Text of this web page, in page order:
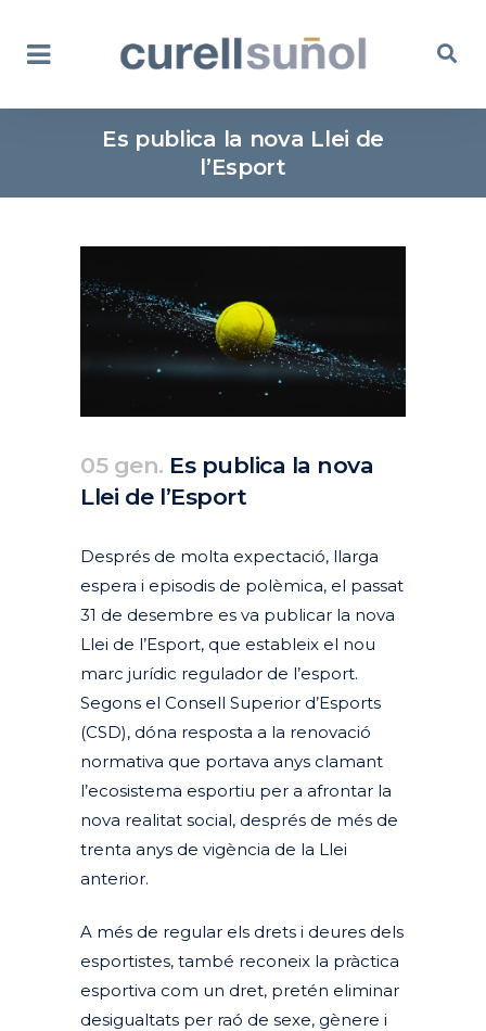
Es publica la nova Llei de
l’Esport
05 gen. Es publica la nova
Llei de l’Esport
Després de molta expectació, llarga
espera i episodis de polèmica, el passat
31 de desembre es va publicar la nova
Llei de l’Esport, que estableix el nou
marc jurídic regulador de l’esport.
Segons el Consell Superior d’Esports
(CSD), dóna resposta a la renovació
normativa que portava anys clamant
l’ecosistema esportiu per a afrontar la
nova realitat social, després de més de
trenta anys de vigència de la Llei
anterior.
A més de regular els drets i deures dels
esportistes, també reconeix la pràctica
esportiva com un dret, pretén eliminar
desigualtats per raó de sexe, gènere i